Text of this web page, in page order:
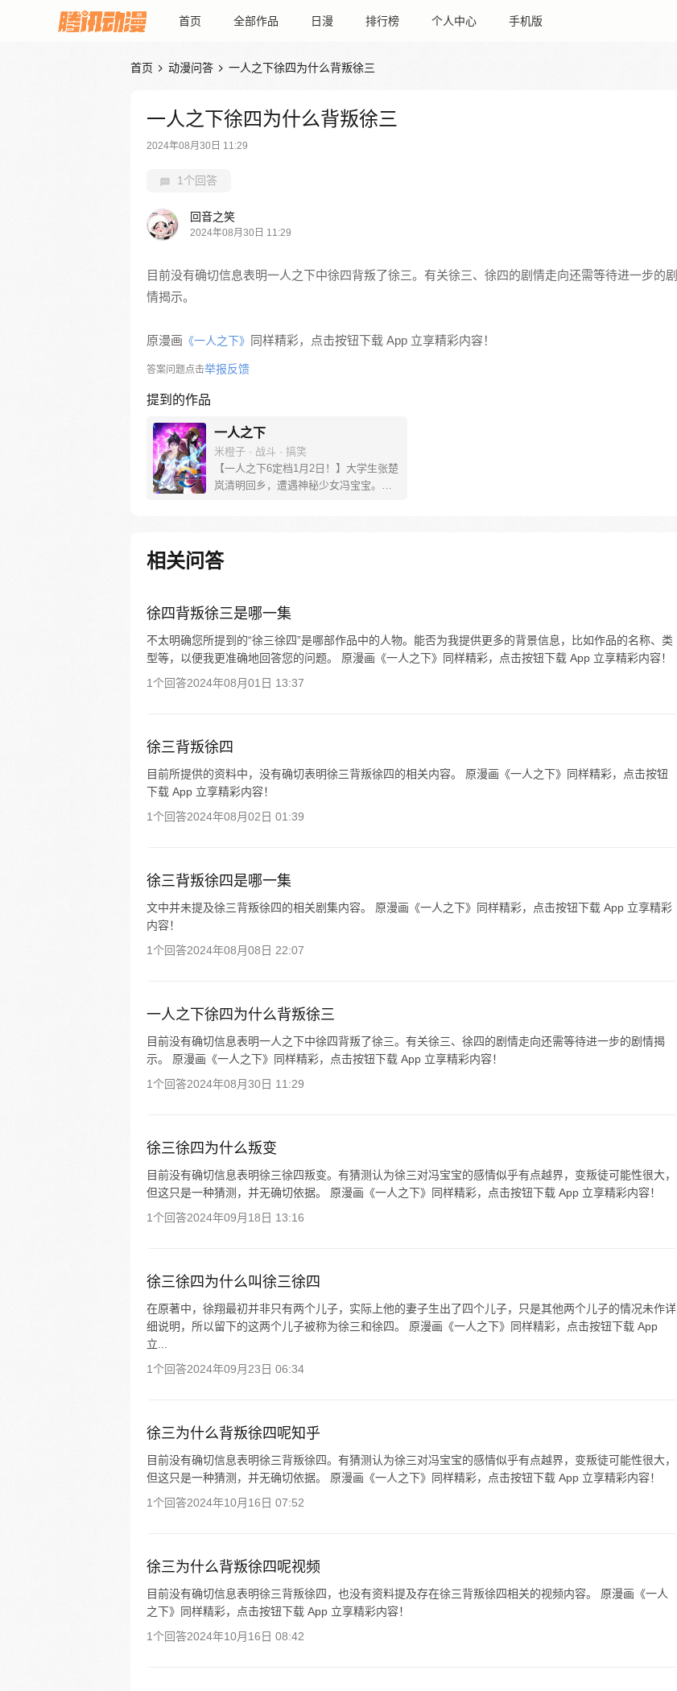
首页 全部作品 日漫 排行榜 个人中心 手机版
首页  动漫问答  一人之下徐四为什么背叛徐三
一人之下徐四为什么背叛徐三
2024年08月30日 11:29
1个回答
回音之笑
2024年08月30日 11:29
目前没有确切信息表明一人之下中徐四背叛了徐三。有关徐三、徐四的剧情走向还需等待进一步的剧
情揭示。
原漫画 《一人之下》 同样精彩，点击按钮下载 App 立享精彩内容！
答案问题点击举报反馈
提到的作品
一人之下
米橙子 · 战斗 · 搞笑
【一人之下6定档1月2日！】大学生张楚
岚清明回乡，遭遇神秘少女冯宝宝。素
己与爷爷身上的秘密，张楚岚的生活被
彻底颠覆，与冯宝宝一同踏上“异人”之
相关问答
徐四背叛徐三是哪一集
不太明确您所提到的“徐三徐四”是哪部作品中的人物。能否为我提供更多的背景信息，比如作品的名称、类
型等，以便我更准确地回答您的问题。 原漫画《一人之下》同样精彩，点击按钮下载 App 立享精彩内容！
1个回答2024年08月01日 13:37
徐三背叛徐四
目前所提供的资料中，没有确切表明徐三背叛徐四的相关内容。 原漫画《一人之下》同样精彩，点击按钮
下载 App 立享精彩内容！
1个回答2024年08月02日 01:39
徐三背叛徐四是哪一集
文中并未提及徐三背叛徐四的相关剧集内容。 原漫画《一人之下》同样精彩，点击按钮下载 App 立享精彩
内容！
1个回答2024年08月08日 22:07
一人之下徐四为什么背叛徐三
目前没有确切信息表明一人之下中徐四背叛了徐三。有关徐三、徐四的剧情走向还需等待进一步的剧情揭
示。 原漫画《一人之下》同样精彩，点击按钮下载 App 立享精彩内容！
1个回答2024年08月30日 11:29
徐三徐四为什么叛变
目前没有确切信息表明徐三徐四叛变。有猜测认为徐三对冯宝宝的感情似乎有点越界，变叛徒可能性很大，
但这只是一种猜测，并无确切依据。 原漫画《一人之下》同样精彩，点击按钮下载 App 立享精彩内容！
1个回答2024年09月18日 13:16
徐三徐四为什么叫徐三徐四
在原著中，徐翔最初并非只有两个儿子，实际上他的妻子生出了四个儿子，只是其他两个儿子的情况未作详
细说明，所以留下的这两个儿子被称为徐三和徐四。 原漫画《一人之下》同样精彩，点击按钮下载 App
立...
1个回答2024年09月23日 06:34
徐三为什么背叛徐四呢知乎
目前没有确切信息表明徐三背叛徐四。有猜测认为徐三对冯宝宝的感情似乎有点越界，变叛徒可能性很大，
但这只是一种猜测，并无确切依据。 原漫画《一人之下》同样精彩，点击按钮下载 App 立享精彩内容！
1个回答2024年10月16日 07:52
徐三为什么背叛徐四呢视频
目前没有确切信息表明徐三背叛徐四，也没有资料提及存在徐三背叛徐四相关的视频内容。 原漫画《一人
之下》同样精彩，点击按钮下载 App 立享精彩内容！
1个回答2024年10月16日 08:42